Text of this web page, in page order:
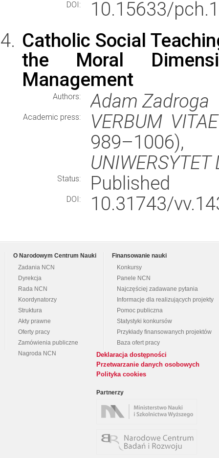
DOI:
10.15633/
Catholic Social
the Moral
Management
Authors: Adam Zadroga
Academic press: VERBUM VITAE
Status: Published
DOI: 10.31743/
O Narodowym Centrum Nauki
Zadania NCN
Dyrekcja
Rada NCN
Koordynatorzy
Struktura
Akty prawne
Oferty pracy
Zamówienia publiczne
Nagroda NCN
Finansowanie nauki
Konkursy
Panele NCN
Najczęściej zadawane pytania
Informacje dla realizujących projekty
Pomoc publiczna
Statystyki konkursów
Przykłady finansowanych projektów
Baza ofert pracy
Deklaracja dostępności
Przetwarzanie danych osobowych
Polityka cookies
Partnerzy